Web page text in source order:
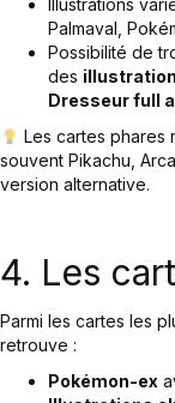
Illustrations
Palmaval,
Possibilité de
des
Dresseur full
Les cartes phares
souvent Pikachu,
version alternative.
4. Les
Parmi les cartes les
retrouve :
Pokémon-ex